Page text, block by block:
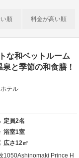
順 料金が高い順
な和ベットルーム
泉と季節の和食膳！
テル
定員2名
浴室1室
広さ12㎡
1050Ashinomaki Prince H